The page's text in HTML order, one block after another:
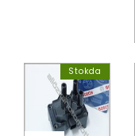
Stokda